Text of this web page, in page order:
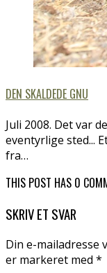
DEN SKALDEDE GNU
Juli 2008. Det var
eventyrlige sted...
fra…
THIS POST HAS 0
SKRIV ET SVAR
Din e-mailadresse
er markeret med *